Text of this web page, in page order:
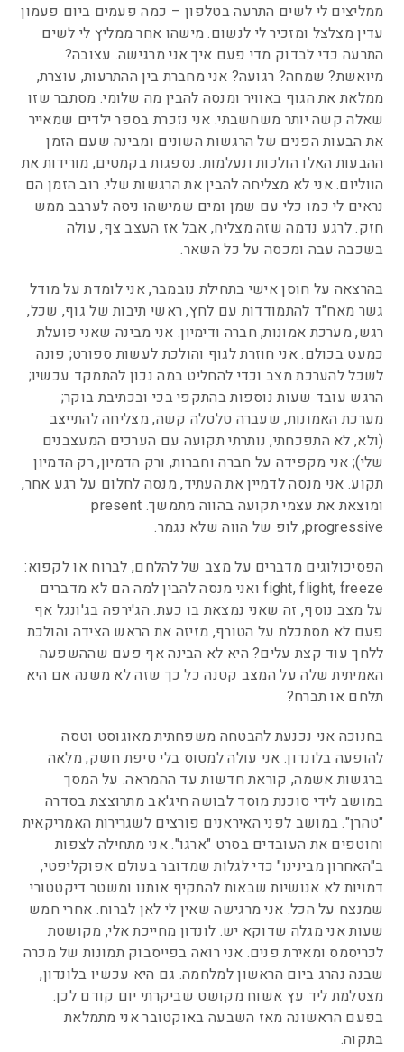
ממליצים לי לשים התרעה בטלפון – כמה פעמים ביום פעמון
עדין מצלצל ומזכיר לי לנשום. מישהו אחר ממליץ לי לשים
התרעה כדי לבדוק מדי פעם איך אני מרגישה. עצובה?
מיואשת? שמחה? רגועה? אני מחברת בין ההתרעות, עוצרת,
ממלאת את הגוף באוויר ומנסה להבין מה שלומי. מסתבר שזו
שאלה קשה יותר משחשבתי. אני נזכרת בספר ילדים שמאייר
את הבעות הפנים של הרגשות השונים ומבינה שעם הזמן
ההבעות האלו הולכות ונעלמות. נספגות בקמטים, מורידות את
הווליום. אני לא מצליחה להבין את הרגשות שלי. רוב הזמן הם
נראים לי כמו כלי עם שמן ומים שמישהו ניסה לערבב ממש
חזק. לרגע נדמה שזה מצליח, אבל אז העצב צף, עולה
בשכבה עבה ומכסה על כל השאר.
בהרצאה על חוסן אישי בתחילת נובמבר, אני לומדת על מודל
גשר מאח"ד להתמודדות עם לחץ, ראשי תיבות של גוף, שכל,
רגש, מערכת אמונות, חברה ודימיון. אני מבינה שאני פועלת
כמעט בכולם. אני חוזרת לגוף והולכת לעשות ספורט; פונה
לשכל להערכת מצב וכדי להחליט במה נכון להתמקד עכשיו;
הרגש עובד שעות נוספות בהתקפי בכי ובכתיבת בוקר;
מערכת האמונות, שעברה טלטלה קשה, מצליחה להתייצב
(ולא, לא התפכחתי, נותרתי תקועה עם הערכים המעצבנים
שלי); אני מקפידה על חברה וחברות, ורק הדמיון, רק הדמיון
תקוע. אני מנסה לדמיין את העתיד, מנסה לחלום על רגע אחר,
ומוצאת את עצמי תקועה בהווה מתמשך. present
progressive, לופ של הווה שלא נגמר.
הפסיכולוגים מדברים על מצב של להלחם, לברוח או לקפוא:
fight, flight, freeze ואני מנסה להבין למה הם לא מדברים
על מצב נוסף, זה שאני נמצאת בו כעת. הג'ירפה בג'ונגל אף
פעם לא מסתכלת על הטורף, מזיזה את הראש הצידה והולכת
ללחך עוד קצת עלים? היא לא הבינה אף פעם שההשפעה
האמיתית שלה על המצב קטנה כל כך שזה לא משנה אם היא
תלחם או תברח?
בחנוכה אני נכנעת להבטחה משפחתית מאוגוסט וטסה
להופעה בלונדון. אני עולה למטוס בלי טיפת חשק, מלאה
ברגשות אשמה, קוראת חדשות עד ההמראה. על המסך
במושב לידי סוכנת מוסד לבושה חיג'אב מתרוצצת בסדרה
"טהרן". במושב לפני האיראנים פורצים לשגרירות האמריקאית
וחוטפים את העובדים בסרט "ארגו". אני מתחילה לצפות
ב"האחרון מבינינו" כדי לגלות שמדובר בעולם אפוקליפטי,
דמויות לא אנושיות שבאות להתקיף אותנו ומשטר דיקטטורי
שמנצח על הכל. אני מרגישה שאין לי לאן לברוח. אחרי חמש
שעות אני מגלה שדוקא יש. לונדון מחייכת אלי, מקושטת
לכריסמס ומאירת פנים. אני רואה בפייסבוק תמונות של מכרה
שבנה נהרג ביום הראשון למלחמה. גם היא עכשיו בלונדון,
מצטלמת ליד עץ אשוח מקושט שביקרתי יום קודם לכן.
בפעם הראשונה מאז השבעה באוקטובר אני מתמלאת
בתקוה.